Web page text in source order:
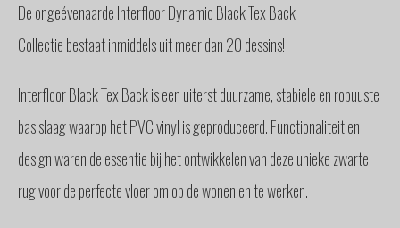
De ongeévenaarde Interfloor Dynamic Black Tex Back
Collectie bestaat inmiddels uit meer dan 20 dessins!
Interfloor Black Tex Back is een uiterst duurzame, stabiele en robuuste
basislaag waarop het PVC vinyl is geproduceerd. Functionaliteit en
design waren de essentie bij het ontwikkelen van deze unieke zwarte
rug voor de perfecte vloer om op de wonen en te werken.